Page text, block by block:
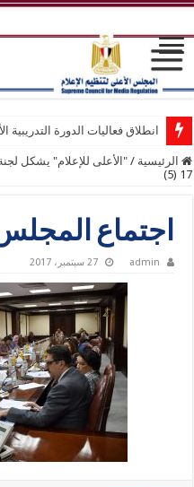
انطلاق فعاليات الدورة التدريبية
الأعلى للإعلام: إلزام الوسائل
الرئيسية / "الأعلى للإعلام" يشكل
17 (5)
اجتماع المجلس 17
admin 27 سبتمبر، 2017